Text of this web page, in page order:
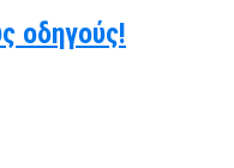
οδηγούς!